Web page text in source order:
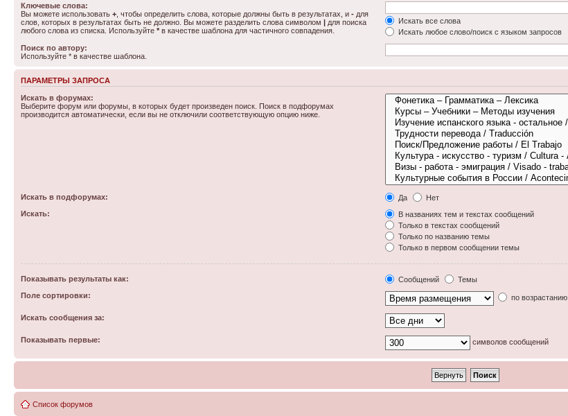
Ключевые слова:
Вы можете использовать + , чтобы определить слова, которые должны быть в результатах, и - для
слов, которых в результатах быть не должно. Вы можете разделить слова символом | для поиска
любого слова из списка. Используйте * в качестве шаблона для частичного совпадения.
Искать все слова
Искать любое слово/поиск с языком запросов
Поиск по автору:
Используйте * в качестве шаблона.
ПАРАМЕТРЫ ЗАПРОСА
Искать в форумах:
Выберите форум или форумы, в которых будет произведен поиск. Поиск в подфорумах
производится автоматически, если вы не отключили соответствующую опцию ниже.
Искать в подфорумах: Да
Нет
Искать:
В названиях тем и текстах сообщений
Только в текстах сообщений
Только по названию темы
Только в первом сообщении темы
Показывать результаты как: Сообщений
Темы
Поле сортировки:
по возрастанию
Искать сообщения за:
Показывать первые: символов сообщений
Список форумов